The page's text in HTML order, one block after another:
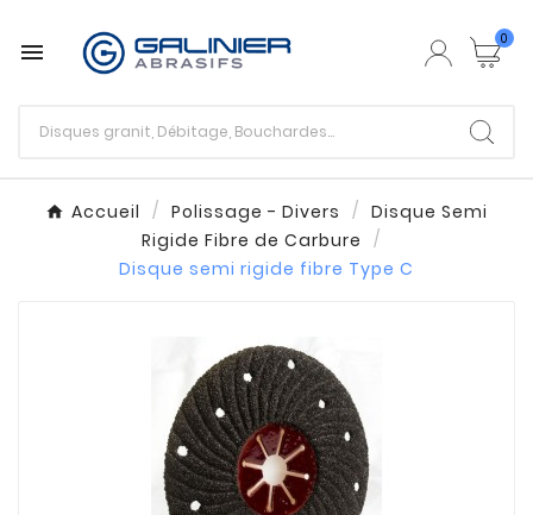
 0
Accueil Polissage - Divers
Disque Semi
Rigide Fibre de Carbure
Disque semi rigide fibre Type C